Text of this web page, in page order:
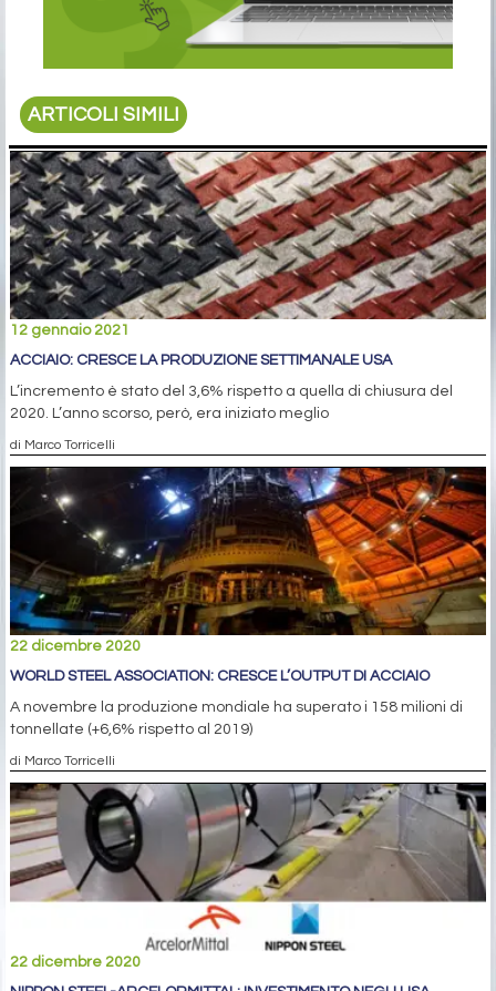
ARTICOLI SIMILI
12 gennaio 2021
ACCIAIO: CRESCE LA PRODUZIONE SETTIMANALE USA
L’incremento è stato del 3,6% rispetto a quella di chiusura del
2020. L’anno scorso, però, era iniziato meglio
di Marco Torricelli
22 dicembre 2020
WORLD STEEL ASSOCIATION: CRESCE L’OUTPUT DI ACCIAIO
A novembre la produzione mondiale ha superato i 158 milioni di
tonnellate (+6,6% rispetto al 2019)
di Marco Torricelli
22 dicembre 2020